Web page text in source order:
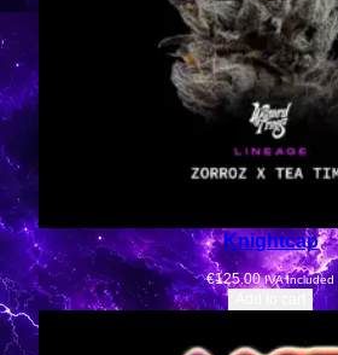
Knightcap
€125.00 IVA Included